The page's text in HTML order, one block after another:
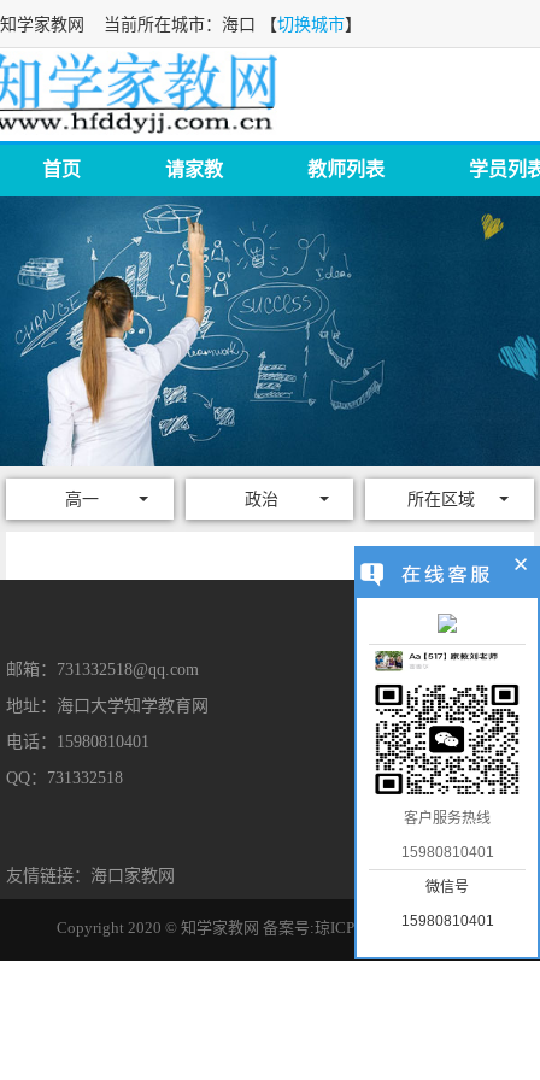
知学家教网 当前所在城市：海口 【切换城市】
首页 请家教 教师列表 学员列
高一 政治 所在区域
邮箱：731332518@qq.com
地址：海口大学知学教育网
电话：15980810401
QQ：731332518
售后保障
售后服务
隐私保护
免责声明
友情链接： 海口家教网
Copyright 2020 © 知学家教网 备案号:琼ICP备2022014963号-1
客户服务热线
15980810401
微信号
15980810401